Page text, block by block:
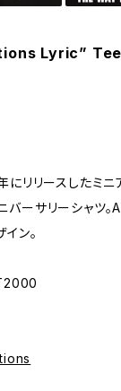
Lyric” Tee
リリースしたミニ
バーサリーシャツ
ン。